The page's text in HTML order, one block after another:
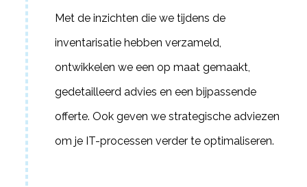
Met de inzichten die we tijdens de
inventarisatie hebben verzameld,
ontwikkelen we een op maat gemaakt,
gedetailleerd advies en een bijpassende
offerte. Ook geven we strategische adviezen
om je IT-processen verder te optimaliseren.